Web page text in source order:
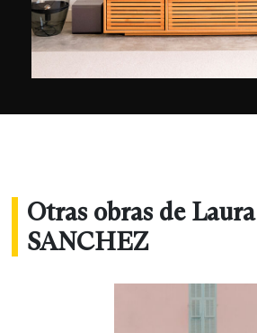
Otras obras de Laura
SANCHEZ